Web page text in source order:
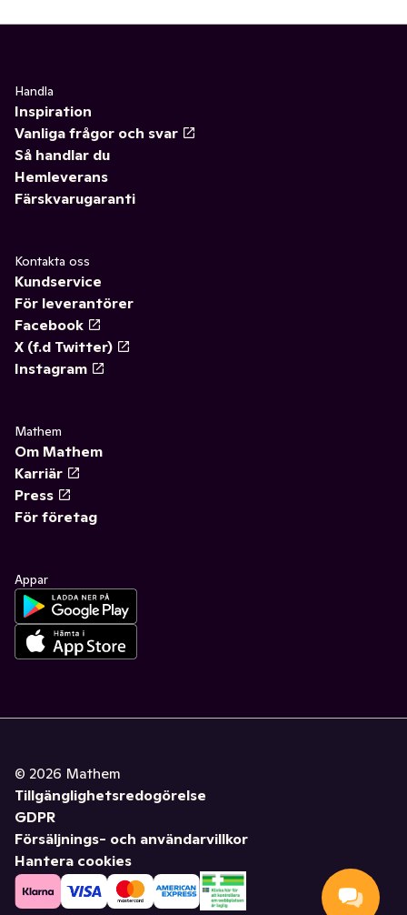
Handla
Inspiration
Vanliga frågor och svar
Så handlar du
Hemleverans
Färskvarugaranti
Kontakta oss
Kundservice
För leverantörer
Facebook
X (f.d Twitter)
Instagram
Mathem
Om Mathem
Karriär
Press
För företag
Appar
© 2026 Mathem
Tillgänglighetsredogörelse
GDPR
Försäljnings- och användarvillkor
Hantera cookies